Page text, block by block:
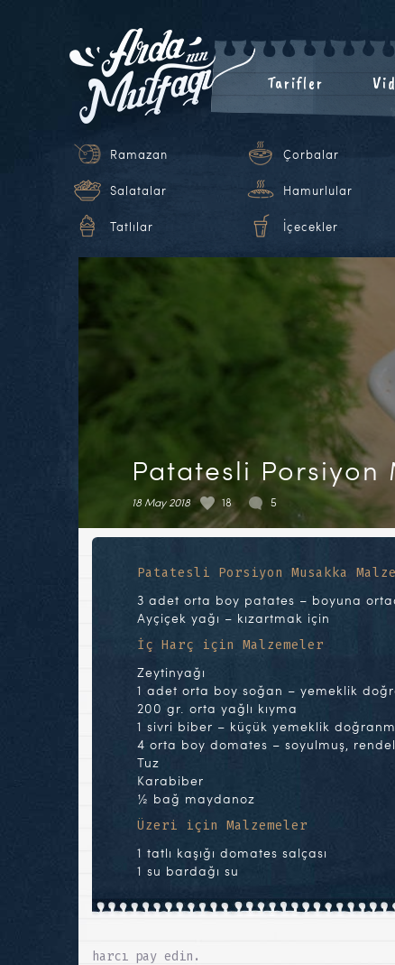
Tarifler
Ramazan Çorbalar
Salatalar Hamurlular
Tatlılar İçecekler
Patatesli Porsiyon
18 May 2018 18 5
Patatesli Porsiyon Musakka
3 adet orta boy patates – boyuna
Ayçiçek yağı – kızartmak için
İç Harç için Malzemeler
Zeytinyağı
1 adet orta boy soğan – yemeklik
200 gr. orta yağlı kıyma
1 sivri biber – küçük yemeklik
4 orta boy domates – soyulmuş,
Tuz
Karabiber
½ bağ maydanoz
Üzeri için Malzemeler
1 tatlı kaşığı domates salçası
1 su bardağı su
harcı pay edin.